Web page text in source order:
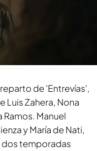
21:30 horas en
de 'Entrevías',
Luis Zahera, Nona
Manuel
y María de Nati,
dos temporadas